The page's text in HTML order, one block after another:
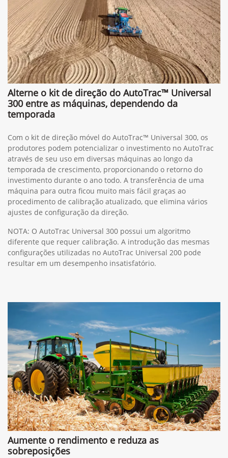
Alterne o kit de direção do AutoTrac™ Universal
300 entre as máquinas, dependendo da
temporada
Com o kit de direção móvel do AutoTrac™ Universal 300, os
produtores podem potencializar o investimento no AutoTrac
através de seu uso em diversas máquinas ao longo da
temporada de crescimento, proporcionando o retorno do
investimento durante o ano todo. A transferência de uma
máquina para outra ficou muito mais fácil graças ao
procedimento de calibração atualizado, que elimina vários
ajustes de configuração da direção.
NOTA: O AutoTrac Universal 300 possui um algoritmo
diferente que requer calibração. A introdução das mesmas
configurações utilizadas no AutoTrac Universal 200 pode
resultar em um desempenho insatisfatório.
Aumente o rendimento e reduza as
sobreposições